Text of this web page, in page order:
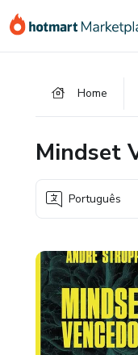
para
para
para
Home
Mindset
Português